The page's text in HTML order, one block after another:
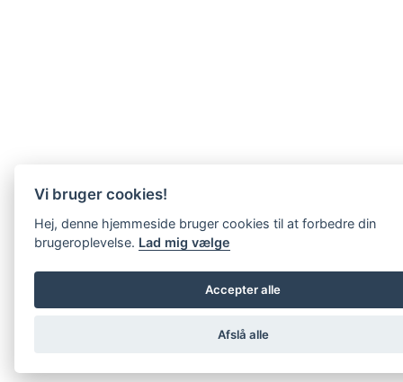
Vi bruger cookies!
Hej, denne hjemmeside bruger cookies til at forbedre din
brugeroplevelse. Lad mig vælge
Accepter alle
Afslå alle